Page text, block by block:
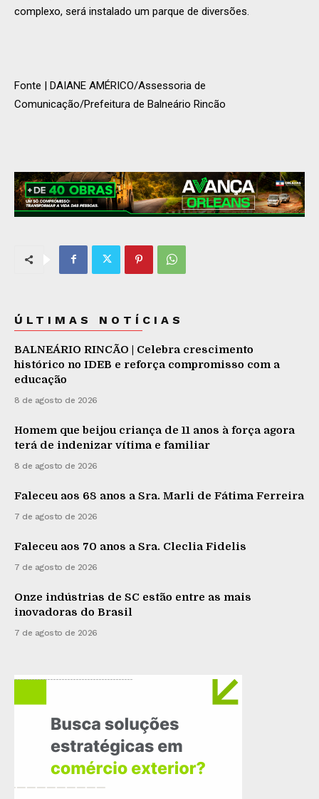
complexo, será instalado um parque de diversões.
Fonte | DAIANE AMÉRICO/Assessoria de
Comunicação/Prefeitura de Balneário Rincão
ÚLTIMAS NOTÍCIAS
BALNEÁRIO RINCÃO | Celebra crescimento
histórico no IDEB e reforça compromisso com a
educação
8 de agosto de 2026
Homem que beijou criança de 11 anos à força agora
terá de indenizar vítima e familiar
8 de agosto de 2026
Faleceu aos 68 anos a Sra. Marli de Fátima Ferreira
7 de agosto de 2026
Faleceu aos 70 anos a Sra. Cleclia Fidelis
7 de agosto de 2026
Onze indústrias de SC estão entre as mais
inovadoras do Brasil
7 de agosto de 2026